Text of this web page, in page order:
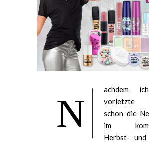
N
achdem
vorletzte
schon die
im
Herbst-